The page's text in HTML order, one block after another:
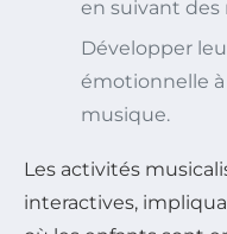
en suivant des
Développer
émotionnelle
musique.
Les activités
interactives,